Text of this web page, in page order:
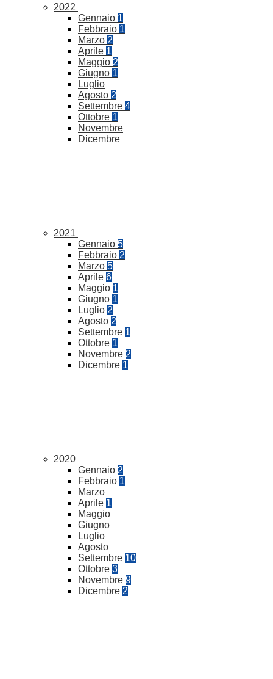
2022
Gennaio 1
Febbraio 1
Marzo 2
Aprile 1
Maggio 2
Giugno 1
Luglio
Agosto 2
Settembre 4
Ottobre 1
Novembre
Dicembre
2021
Gennaio 5
Febbraio 2
Marzo 5
Aprile 6
Maggio 1
Giugno 1
Luglio 2
Agosto 2
Settembre 1
Ottobre 1
Novembre 2
Dicembre 1
2020
Gennaio 2
Febbraio 1
Marzo
Aprile 1
Maggio
Giugno
Luglio
Agosto
Settembre 10
Ottobre 3
Novembre 9
Dicembre 2